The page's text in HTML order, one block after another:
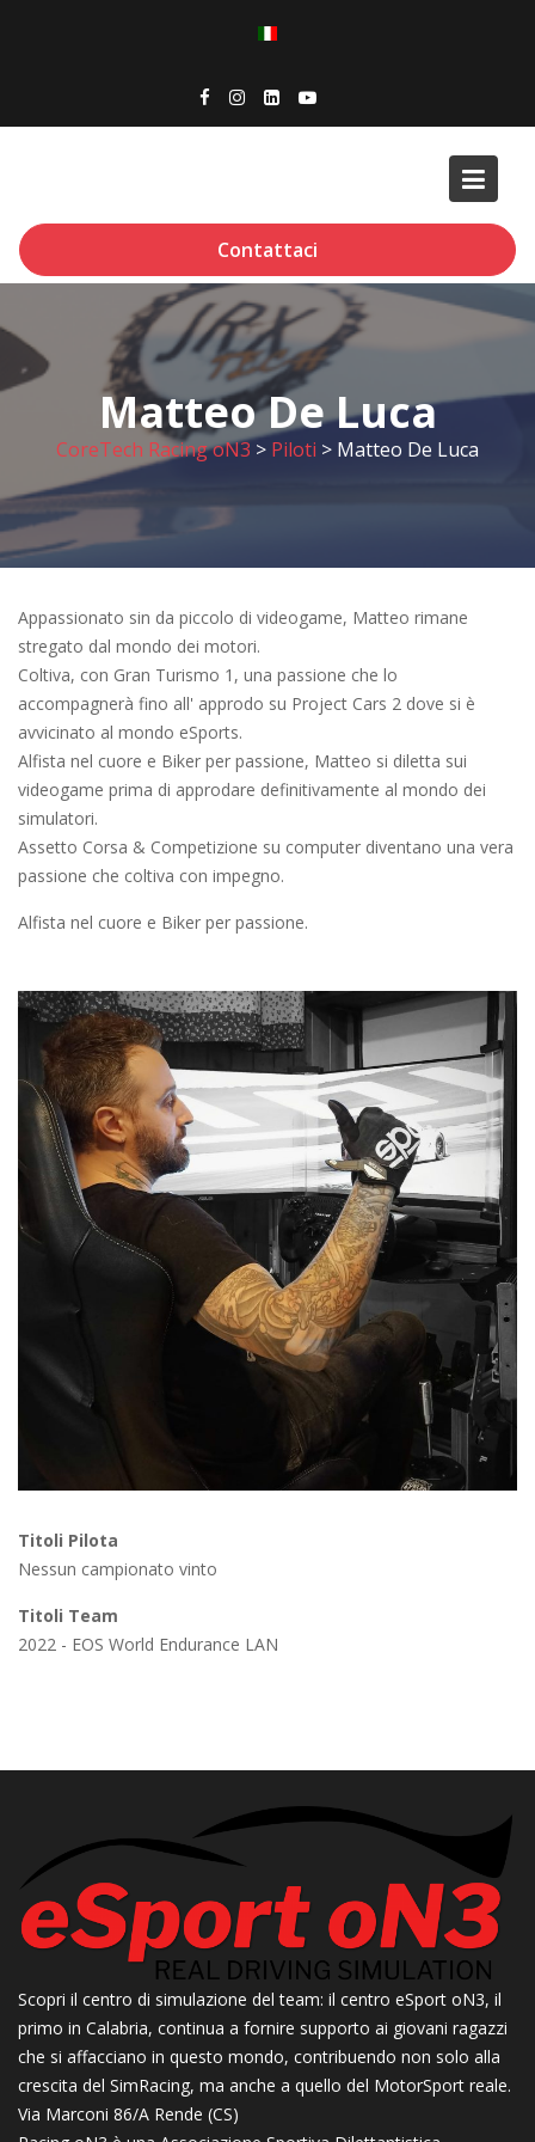
Contattaci
Matteo De Luca
CoreTech Racing oN3 > Piloti > Matteo De Luca
Appassionato sin da piccolo di videogame, Matteo rimane
stregato dal mondo dei motori.
Coltiva, con Gran Turismo 1, una passione che lo
accompagnerà fino all' approdo su Project Cars 2 dove si è
avvicinato al mondo eSports.
Alfista nel cuore e Biker per passione, Matteo si diletta sui
videogame prima di approdare definitivamente al mondo dei
simulatori.
Assetto Corsa & Competizione su computer diventano una vera
passione che coltiva con impegno.
Alfista nel cuore e Biker per passione.
Titoli Pilota
Nessun campionato vinto
Titoli Team
2022 - EOS World Endurance LAN
Scopri il centro di simulazione del team: il centro eSport oN3, il
primo in Calabria, continua a fornire supporto ai giovani ragazzi
che si affacciano in questo mondo, contribuendo non solo alla
crescita del SimRacing, ma anche a quello del MotorSport reale.
Via Marconi 86/A Rende (CS)